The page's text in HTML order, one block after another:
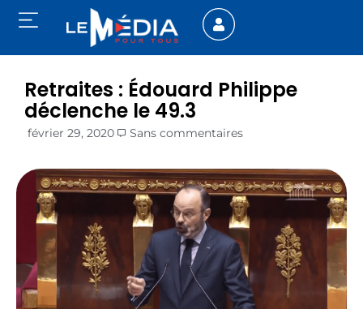
Retraites : Édouard Philippe
déclenche le 49.3
février 29, 2020 Sans commentaires